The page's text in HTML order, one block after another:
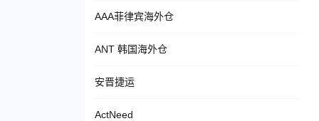
AAA菲律宾海外仓
ANT 韩国海外仓
安晋捷运
ActNeed